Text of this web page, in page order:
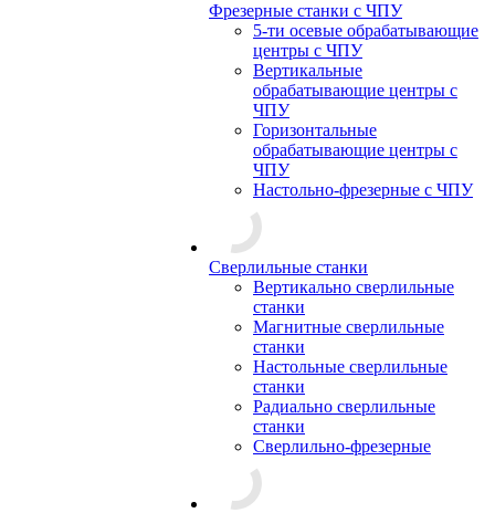
Фрезерные станки с ЧПУ
5-ти осевые обрабатывающие
центры с ЧПУ
Вертикальные
обрабатывающие центры с
ЧПУ
Горизонтальные
обрабатывающие центры с
ЧПУ
Настольно-фрезерные с ЧПУ
Сверлильные станки
Вертикально сверлильные
станки
Магнитные сверлильные
станки
Настольные сверлильные
станки
Радиально сверлильные
станки
Сверлильно-фрезерные